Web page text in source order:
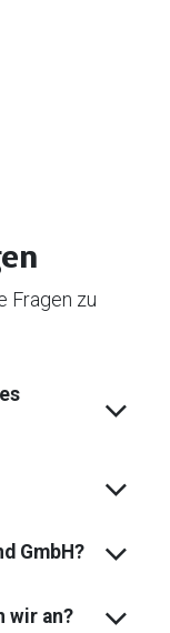
Fragen zu
GmbH?
wir an?